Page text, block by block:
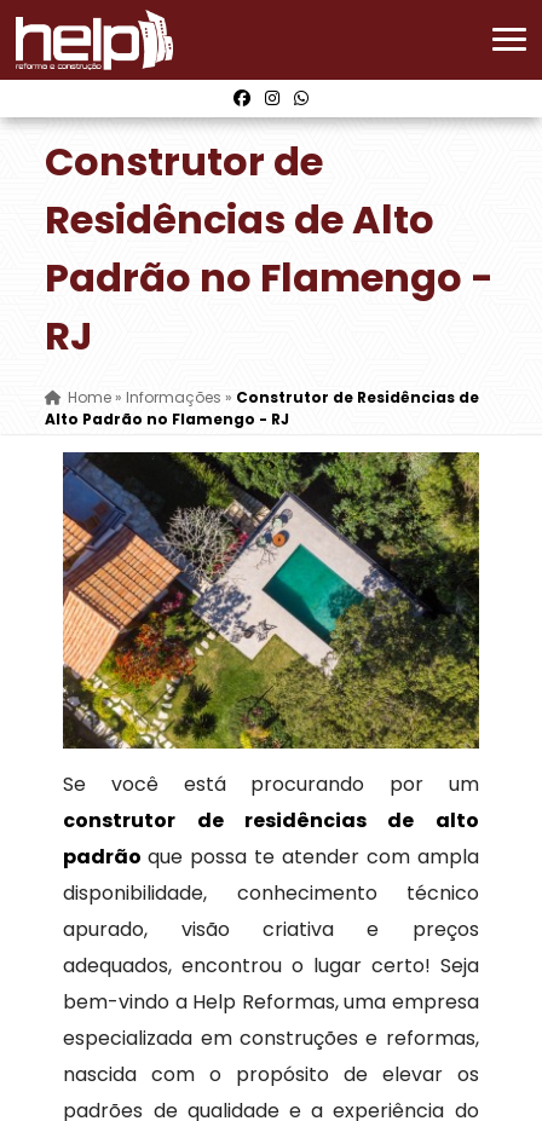
Construtor de
Residências de Alto
Padrão no Flamengo -
RJ
Home»Informações » Construtor de Residências de
Alto Padrão no Flamengo - RJ
Se você está procurando por um
construtor de residências de alto
padrãoque possa te atender com ampla
disponibilidade, conhecimento técnico
apurado, visão criativa e preços
adequados, encontrou o lugar certo! Seja
bem-vindo a Help Reformas, uma empresa
especializada em construções e reformas,
nascida com o propósito de elevar os
padrões de qualidade e a experiência do